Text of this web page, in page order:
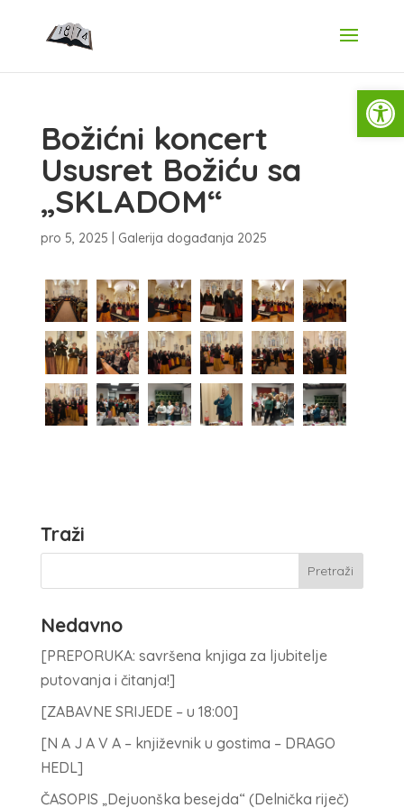
Božićni koncert
Ususret Božiću sa
„SKLADOM“
pro 5, 2025 Galerija događanja 2025
Traži
Nedavno
[PREPORUKA: savršena knjiga za ljubitelje
putovanja i čitanja!]
[ZABAVNE SRIJEDE – u 18:00]
[N A J A V A – književnik u gostima – DRAGO
HEDL]
ČASOPIS „Dejuonška besejda“ (Delnička riječ)